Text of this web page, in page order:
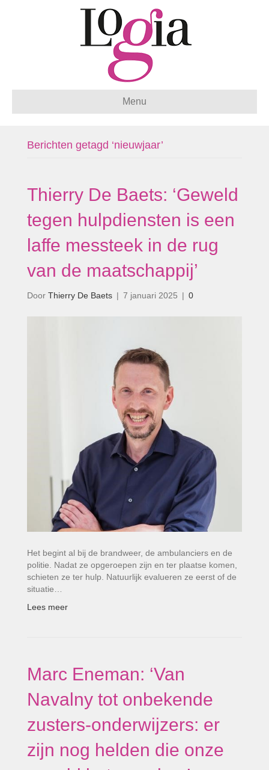
Menu
Berichten getagd ‘nieuwjaar’
Thierry De Baets: ‘Geweld
tegen hulpdiensten is een
laffe messteek in de rug
van de maatschappij’
Door Thierry De Baets | 7 januari 2025 | 0
Het begint al bij de brandweer, de ambulanciers en de
politie. Nadat ze opgeroepen zijn en ter plaatse komen,
schieten ze ter hulp. Natuurlijk evalueren ze eerst of de
situatie…
Lees meer
Marc Eneman: ‘Van
Navalny tot onbekende
zusters-onderwijzers: er
zijn nog helden die onze